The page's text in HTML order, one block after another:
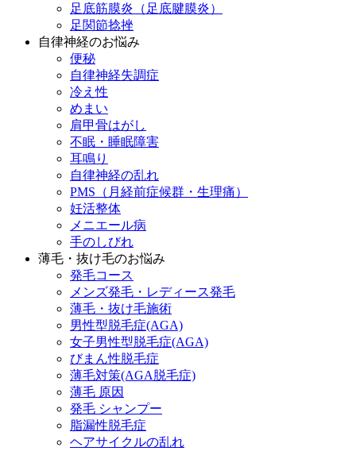
足底筋膜炎（足底腱膜炎）
足関節捻挫
自律神経のお悩み
便秘
自律神経失調症
冷え性
めまい
肩甲骨はがし
不眠・睡眠障害
耳鳴り
自律神経の乱れ
PMS（月経前症候群・生理痛）
妊活整体
メニエール病
手のしびれ
薄毛・抜け毛のお悩み
発毛コース
メンズ発毛・レディース発毛
薄毛・抜け毛施術
男性型脱毛症(AGA)
女子男性型脱毛症(AGA)
びまん性脱毛症
薄毛対策(AGA脱毛症)
薄毛 原因
発毛 シャンプー
脂漏性脱毛症
ヘアサイクルの乱れ